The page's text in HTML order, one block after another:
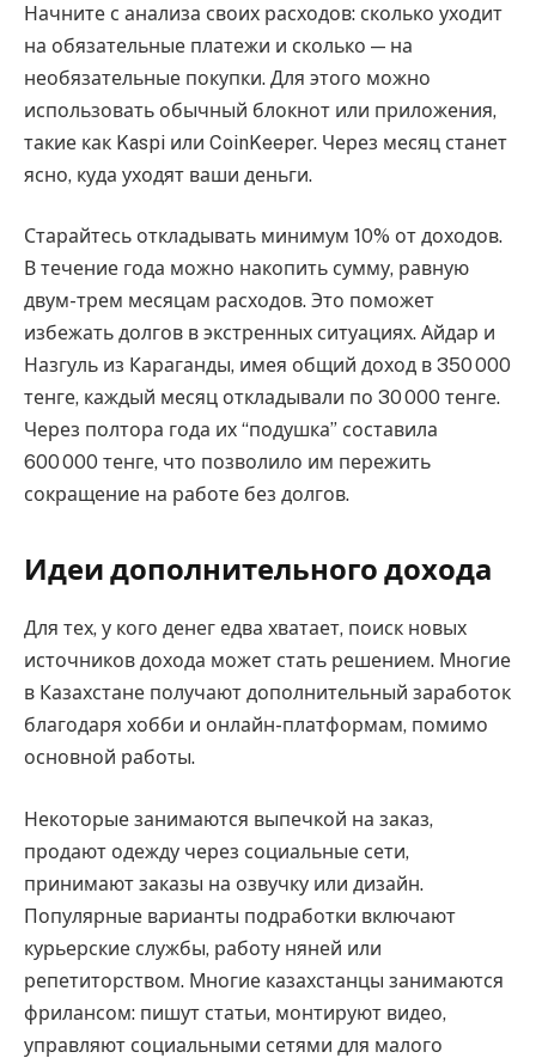
Начните с анализа своих расходов: сколько уходит
на обязательные платежи и сколько — на
необязательные покупки. Для этого можно
использовать обычный блокнот или приложения,
такие как Kaspi или CoinKeeper. Через месяц станет
ясно, куда уходят ваши деньги.
Старайтесь откладывать минимум 10% от доходов.
В течение года можно накопить сумму, равную
двум-трем месяцам расходов. Это поможет
избежать долгов в экстренных ситуациях. Айдар и
Назгуль из Караганды, имея общий доход в 350 000
тенге, каждый месяц откладывали по 30 000 тенге.
Через полтора года их “подушка” составила
600 000 тенге, что позволило им пережить
сокращение на работе без долгов.
Идеи дополнительного дохода
Для тех, у кого денег едва хватает, поиск новых
источников дохода может стать решением. Многие
в Казахстане получают дополнительный заработок
благодаря хобби и онлайн-платформам, помимо
основной работы.
Некоторые занимаются выпечкой на заказ,
продают одежду через социальные сети,
принимают заказы на озвучку или дизайн.
Популярные варианты подработки включают
курьерские службы, работу няней или
репетиторством. Многие казахстанцы занимаются
фрилансом: пишут статьи, монтируют видео,
управляют социальными сетями для малого